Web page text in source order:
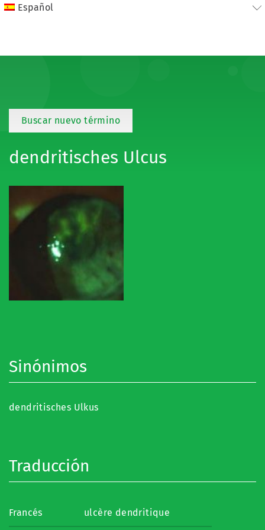
Español
Buscar nuevo término
dendritisches Ulcus
Sinónimos
dendritisches Ulkus
Traducción
Francés ulcère dendritique